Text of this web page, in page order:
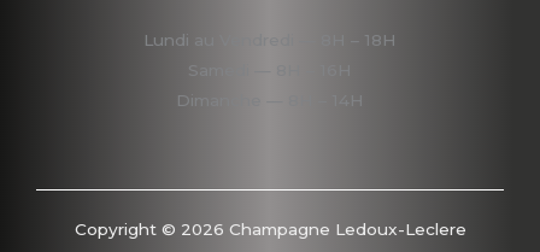
Lundi au Vendredi — 8H – 18H
Samedi — 8H – 16H
Dimanche — 8H – 14H
Copyright © 2026 Champagne Ledoux-Leclere